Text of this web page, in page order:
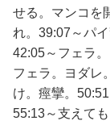
せる。マンコを
れ。39:07～パ
42:05～フェラ
フェラ。ヨダレ
け。痙攣。
55:13～支えて